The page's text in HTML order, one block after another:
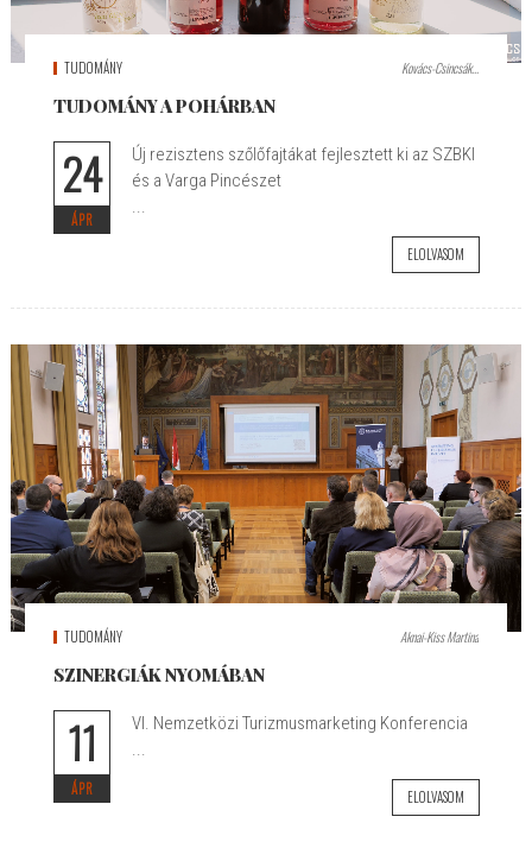
TUDOMÁNY Kovács-Csincsák...
TUDOMÁNY A POHÁRBAN
24
ÁPR
Új rezisztens szőlőfajtákat fejlesztett ki az SZBKI
és a Varga Pincészet
...
ELOLVASOM
TUDOMÁNY Aknai-Kiss Martina
SZINERGIÁK NYOMÁBAN
11
ÁPR
VI. Nemzetközi Turizmusmarketing Konferencia
...
ELOLVASOM